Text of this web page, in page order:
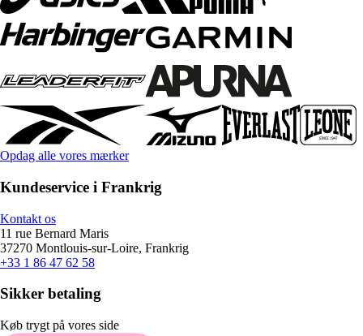
Opdag alle vores mærker
Kundeservice i Frankrig
Kontakt os
11 rue Bernard Maris
37270 Montlouis-sur-Loire, Frankrig
+33 1 86 47 62 58
Sikker betaling
Køb trygt på vores side